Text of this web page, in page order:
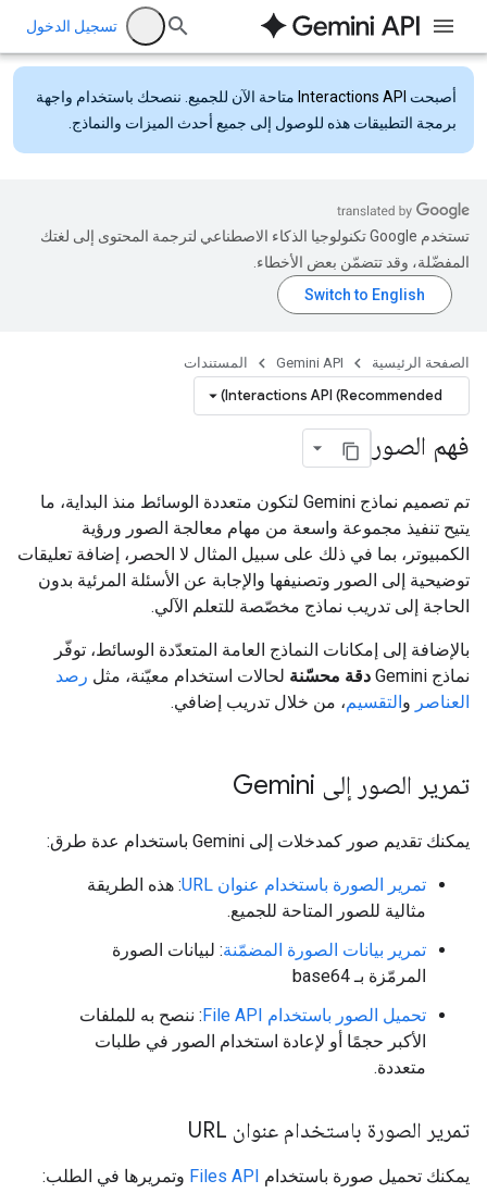
تسجيل الدخول
أصبحت Interactions API متاحة الآن للجميع. ننصحك باستخدام واجهة
برمجة التطبيقات هذه للوصول إلى جميع أحدث الميزات والنماذج.
تستخدم Google تكنولوجيا الذكاء الاصطناعي لترجمة المحتوى إلى لغتك
المفضّلة، وقد تتضمّن بعض الأخطاء.
الصفحة الرئيسية Gemini API المستندات
Interactions API (Recommended)
فهم الصور
تم تصميم نماذج Gemini لتكون متعددة الوسائط منذ البداية، ما
يتيح تنفيذ مجموعة واسعة من مهام معالجة الصور ورؤية
الكمبيوتر، بما في ذلك على سبيل المثال لا الحصر، إضافة تعليقات
توضيحية إلى الصور وتصنيفها والإجابة عن الأسئلة المرئية بدون
الحاجة إلى تدريب نماذج مخصّصة للتعلم الآلي.
بالإضافة إلى إمكانات النماذج العامة المتعدّدة الوسائط، توفّر
نماذج Gemini
دقة محسّنة لحالات استخدام معيّنة، مثل رصد
العناصر والتقسيم، من خلال تدريب إضافي.
تمرير الصور إلى Gemini
يمكنك تقديم صور كمدخلات إلى Gemini باستخدام عدة طرق:
تمرير الصورة باستخدام عنوان URL
: هذه الطريقة
مثالية للصور المتاحة للجميع.
تمرير بيانات الصورة المضمّنة: لبيانات الصورة
المرمّزة بـ base64
تحميل الصور باستخدام File API
: ننصح به للملفات
الأكبر حجمًا أو لإعادة استخدام الصور في طلبات
متعددة.
تمرير الصورة باستخدام عنوان URL
يمكنك تحميل صورة باستخدام Files API وتمريرها في الطلب: